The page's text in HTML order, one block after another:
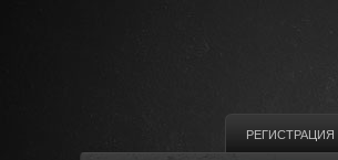
РЕГИСТРАЦИЯ